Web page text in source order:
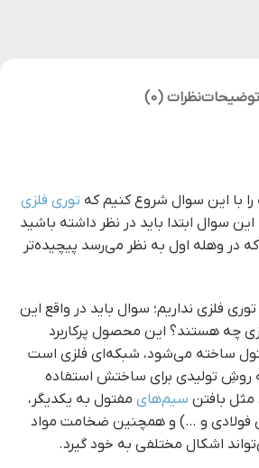
توضیحاتنظرات (0)
با این سوال شروع کنیم که توری فلزی
سوال ابتدا باید در نظر داشته باشید
در وهله اول به نظر می‌رسد پیچیده‌تر
فلزی نداریم؛ سوال باید در واقع این
چه هستند؟ این محصول پرکاربرد
ساخته می‌شود، شبکه‌ای فلزی است
روشِ تولیدی برای ساختش استفاده
بافتن سیم‌های مفتول به یکدیگر،
و …) و همچنین ضخامت مواد
اشکال مختلفی به خود گیرد.